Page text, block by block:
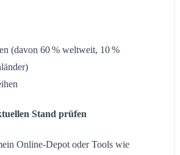
(davon 60 % weltweit, 10 %
Stand prüfen
Online-Depot oder Tools wie